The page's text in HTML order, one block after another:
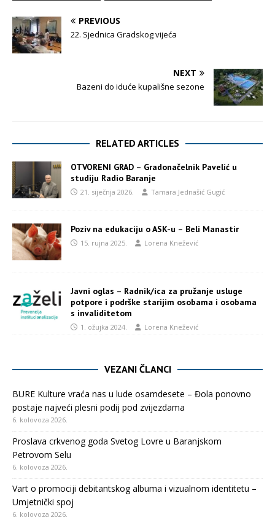
PREVIOUS
22. Sjednica Gradskog vijeća
NEXT
Bazeni do iduće kupališne sezone
RELATED ARTICLES
OTVORENI GRAD – Gradonačelnik Pavelić u
studiju Radio Baranje
21. siječnja 2026. Tamara Jednašić Gugić
Poziv na edukaciju o ASK-u – Beli Manastir
15. rujna 2025. Lorena Knežević
Javni oglas – Radnik/ica za pružanje usluge
potpore i podrške starijim osobama i osobama
s invaliditetom
1. ožujka 2024. Lorena Knežević
VEZANI ČLANCI
BURE Kulture vraća nas u lude osamdesete – Đola ponovno
postaje najveći plesni podij pod zvijezdama
6. kolovoza 2026.
Proslava crkvenog goda Svetog Lovre u Baranjskom
Petrovom Selu
6. kolovoza 2026.
Vart o promociji debitantskog albuma i vizualnom identitetu –
Umjetnički spoj
6. kolovoza 2026.